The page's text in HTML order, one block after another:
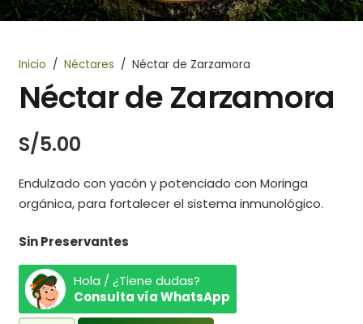
Inicio / Néctares / Néctar de Zarzamora
Néctar de Zarzamora
S/5.00
Endulzado con yacón y potenciado con Moringa
orgánica, para fortalecer el sistema inmunológico.
Sin Preservantes
Hola / ¿Tiene dudas?
Consulta vía WhatsApp